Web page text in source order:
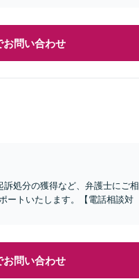
お問い合わせ
訴処分の獲得など、弁護士にご相
ートいたします。【電話相談対
お問い合わせ